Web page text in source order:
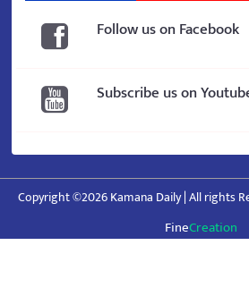
Follow us on Facebook
Subscribe us on
Copyright ©2026 Kamana Daily | All rights
FineCreation